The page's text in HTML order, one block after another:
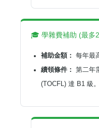
🎓 學雜費補助 (最多
補助金額：
每年最
續領條件：
第二年
(TOCFL) 達 B1 級。